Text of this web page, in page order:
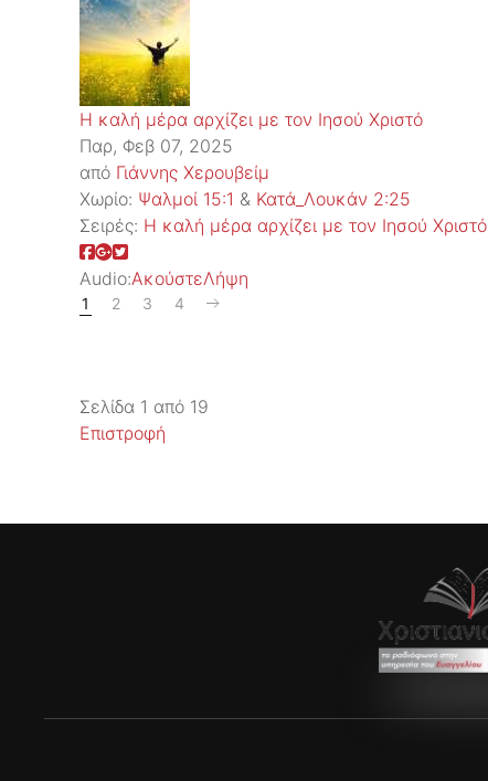
Η καλή μέρα αρχίζει με τον Ιησού Χριστό
Παρ, Φεβ 07, 2025
από Γιάννης Χερουβείμ
Χωρίο: Ψαλμοί 15:1 & Κατά_Λουκάν 2:25
Σειρές: Η καλή μέρα αρχίζει με τον Ιησού Χριστό
Audio:ΑκούστεΛήψη
1 2 3 4
Σελίδα 1 από 19
Επιστροφή